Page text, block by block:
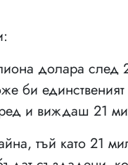
долара след
би
и виждаш 21
тъй като 21